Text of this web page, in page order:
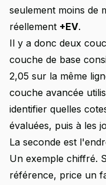
seulement moins de
réellement +EV.
Il y a donc deux
couche de base
2,05 sur la même
couche avancée
identifier quelles
évaluées, puis à les
La seconde est
Un exemple chiffré.
référence, price un